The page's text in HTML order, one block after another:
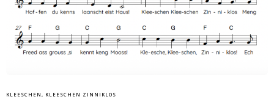
KLEESCHEN, KLEESCHEN ZINNIKLOS